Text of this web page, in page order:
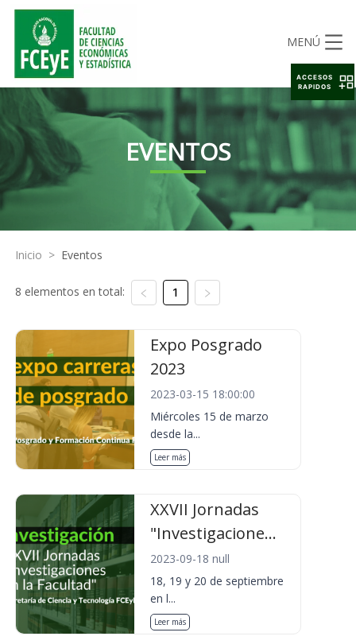
MENÚ
EVENTOS
Inicio > Eventos
8 elementos en total: 1
Expo Posgrado
2023
2023-03-15 18:00:00
Miércoles 15 de marzo
desde la...
Leer más
XXVII Jornadas
"Investigacione...
2023-09-18 null
18, 19 y 20 de septiembre
en l...
Leer más
ACCESOS
RAPIDOS